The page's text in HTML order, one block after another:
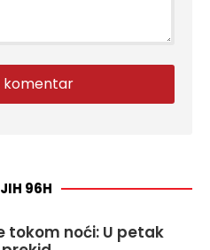
96H
tokom noći: U petak